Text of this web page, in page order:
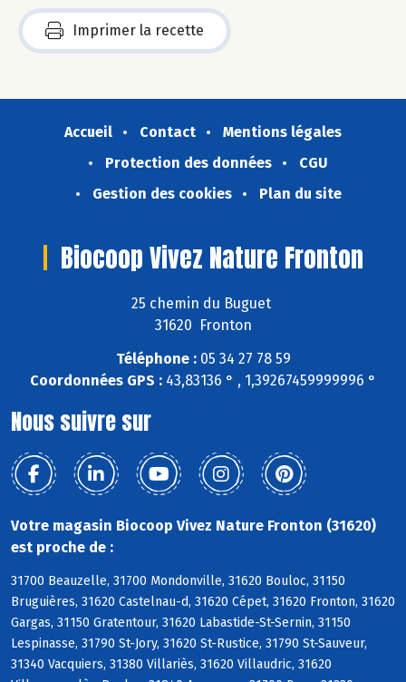
Imprimer la recette
Accueil Contact
Mentions légales
Protection des données
CGU
Gestion des cookies
Plan du site
Biocoop Vivez Nature Fronton
25 chemin du Buguet
31620 Fronton
Téléphone :05 34 27 78 59
Coordonnées GPS : 43,83136 ° , 1,39267459999996 °
Nous suivre sur
Votre magasin Biocoop Vivez Nature Fronton (31620)
est proche de :
31700 Beauzelle, 31700 Mondonville, 31620 Bouloc, 31150
Bruguières, 31620 Castelnau-d, 31620 Cépet, 31620 Fronton, 31620
Gargas, 31150 Gratentour, 31620 Labastide-St-Sernin, 31150
Lespinasse, 31790 St-Jory, 31620 St-Rustice, 31790 St-Sauveur,
31340 Vacquiers, 31380 Villariès, 31620 Villaudric, 31620